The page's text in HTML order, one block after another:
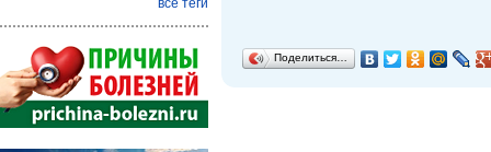
Поделиться…
все теги